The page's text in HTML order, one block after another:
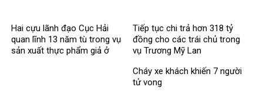
Hai cựu lãnh đạo Cục Hải
quan lĩnh 13 năm tù trong vụ
sản xuất thực phẩm giả ở
Tiếp tục chi trả hơn 318 tỷ
đồng cho các trái chủ trong
vụ Trương Mỹ Lan
Cháy xe khách khiến 7 người
tử vong​